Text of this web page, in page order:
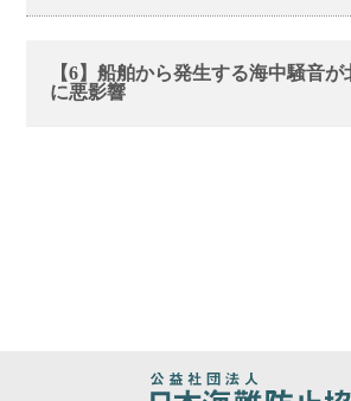
【6】船舶から発生する海中騒音
に悪影響